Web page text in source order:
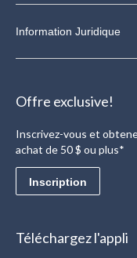
Information Juridique
Offre exclusive!
Inscrivez-vous et
achat de 50 $ ou plus*
Inscription
Téléchargez l'appli